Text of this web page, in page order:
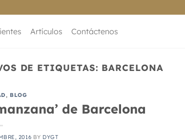
Artículos Contáctenos
DE ETIQUETAS: BARCELONA
, BLOG
de Barcelona
2016 BY DYGT